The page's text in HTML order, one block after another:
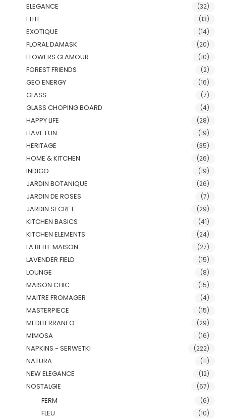
ELEGANCE (32)
ELITE (13)
EXOTIQUE (14)
FLORAL DAMASK (20)
FLOWERS GLAMOUR (10)
FOREST FRIENDS (2)
GEO ENERGY (16)
GLASS (7)
GLASS CHOPING BOARD (4)
HAPPY LIFE (28)
HAVE FUN (19)
HERITAGE (35)
HOME & KITCHEN (26)
INDIGO (19)
JARDIN BOTANIQUE (26)
JARDIN DE ROSES (7)
JARDIN SECRET (29)
KITCHEN BASICS (41)
KITCHEN ELEMENTS (24)
LA BELLE MAISON (27)
LAVENDER FIELD (15)
LOUNGE (8)
MAISON CHIC (15)
MAITRE FROMAGER (4)
MASTERPIECE (15)
MEDITERRANEO (29)
MIMOSA (16)
NAPKINS - SERWETKI (222)
NATURA (11)
NEW ELEGANCE (12)
NOSTALGIE (67)
FERM (6)
FLEU (10)